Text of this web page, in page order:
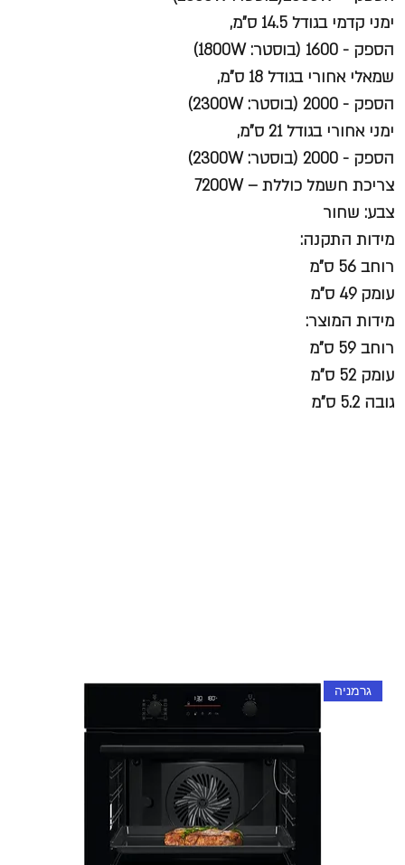
ימני קדמי בגודל 14.5 ס"מ,
הספק - 1600 (בוסטר: 1800W)
שמאלי אחורי בגודל 18 ס"מ,
הספק - 2000 (בוסטר: 2300W)
ימני אחורי בגודל 21 ס"מ,
הספק - 2000 (בוסטר: 2300W)
צריכת חשמל כוללת – 7200W
צבע: שחור
מידות התקנה:
רוחב 56 ס"מ
עומק 49 ס"מ
מידות המוצר:
רוחב 59 ס"מ
עומק 52 ס"מ
גובה 5.2 ס"מ
גרמניה